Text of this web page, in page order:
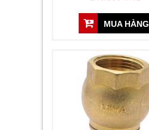
MUA HÀNG